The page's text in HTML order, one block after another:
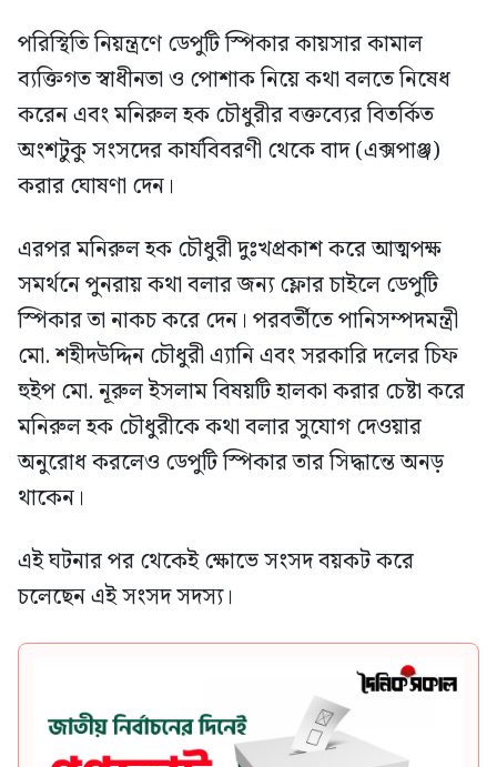
পরিস্থিতি নিয়ন্ত্রণে ডেপুটি স্পিকার কায়সার কামাল
ব্যক্তিগত স্বাধীনতা ও পোশাক নিয়ে কথা বলতে নিষেধ
করেন এবং মনিরুল হক চৌধুরীর বক্তব্যের বিতর্কিত
অংশটুকু সংসদের কার্যবিবরণী থেকে বাদ (এক্সপাঞ্জ)
করার ঘোষণা দেন।
এরপর মনিরুল হক চৌধুরী দুঃখপ্রকাশ করে আত্মপক্ষ
সমর্থনে পুনরায় কথা বলার জন্য ফ্লোর চাইলে ডেপুটি
স্পিকার তা নাকচ করে দেন। পরবর্তীতে পানিসম্পদমন্ত্রী
মো. শহীদউদ্দিন চৌধুরী এ্যানি এবং সরকারি দলের চিফ
হুইপ মো. নূরুল ইসলাম বিষয়টি হালকা করার চেষ্টা করে
মনিরুল হক চৌধুরীকে কথা বলার সুযোগ দেওয়ার
অনুরোধ করলেও ডেপুটি স্পিকার তার সিদ্ধান্তে অনড়
থাকেন।
এই ঘটনার পর থেকেই ক্ষোভে সংসদ বয়কট করে
চলেছেন এই সংসদ সদস্য।